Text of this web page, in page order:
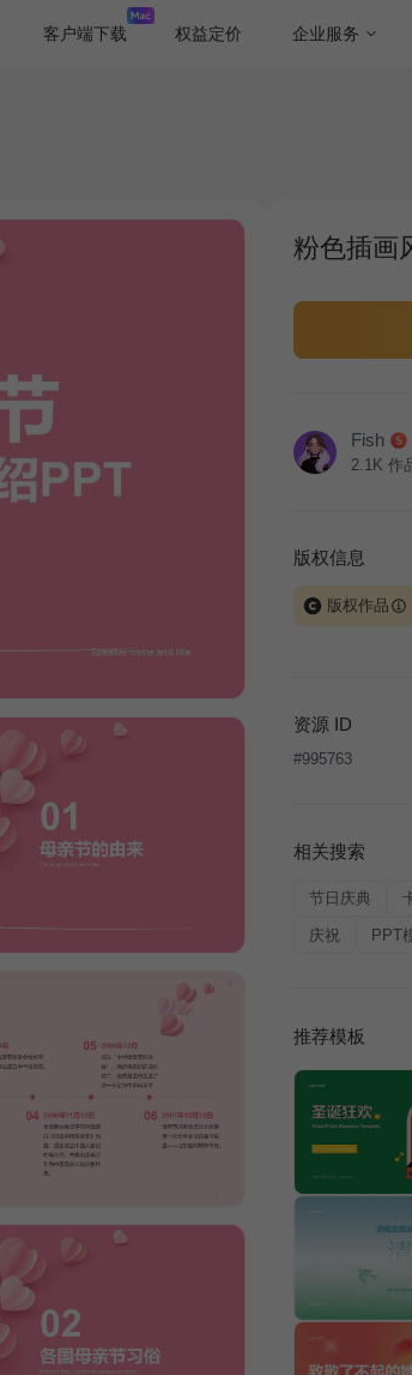
客户端下载 权益定价 企业服务
粉色插画
Fish
2.1K 作
版权信息
版权作品
让、出售或出租
将接照我国著作
资源 ID
#995763
相关搜索
节日庆典
庆祝 PPT
推荐模板